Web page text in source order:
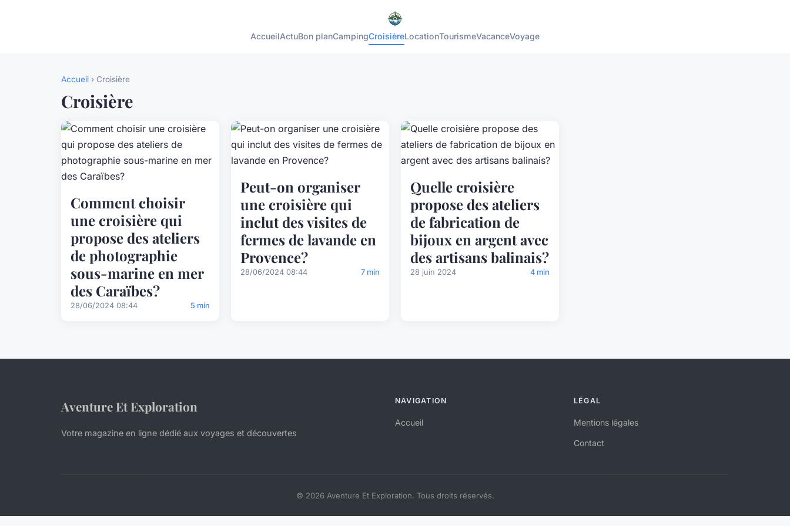
AccueilActuBon planCampingCroisièreLocationTourismeVacanceVoyage
Accueil › Croisière
Croisière
Comment choisir
une croisière qui
propose des ateliers
de photographie
sous-marine en mer
des Caraïbes?
28/06/2024 08:44 5 min
Peut-on organiser
une croisière qui
inclut des visites de
fermes de lavande en
Provence?
28/06/2024 08:44 7 min
Quelle croisière
propose des ateliers
de fabrication de
bijoux en argent avec
des artisans balinais?
28 juin 2024 4 min
Aventure Et Exploration
Votre magazine en ligne dédié aux voyages et découvertes
NAVIGATION
Accueil
LÉGAL
Mentions légales
Contact
© 2026 Aventure Et Exploration. Tous droits réservés.